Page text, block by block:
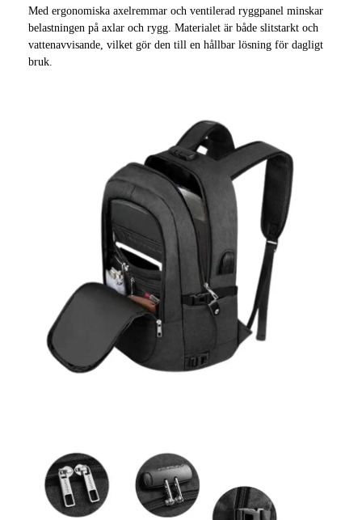
Med ergonomiska axelremmar och ventilerad ryggpanel minskar
belastningen på axlar och rygg. Materialet är både slitstarkt och
vattenavvisande, vilket gör den till en hållbar lösning för dagligt
bruk.